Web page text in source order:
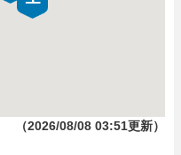
（2026/08/08 03:51更新）